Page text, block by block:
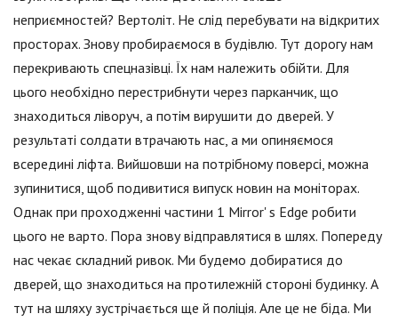
неприємностей? Вертоліт. Не слід перебувати на відкритих
просторах. Знову пробираємося в будівлю. Тут дорогу нам
перекривають спецназівці. Їх нам належить обійти. Для
цього необхідно перестрибнути через парканчик, що
знаходиться ліворуч, а потім вирушити до дверей. У
результаті солдати втрачають нас, а ми опиняємося
всередині ліфта. Вийшовши на потрібному поверсі, можна
зупинитися, щоб подивитися випуск новин на моніторах.
Однак при проходженні частини 1 Mirror' s Edge робити
цього не варто. Пора знову відправлятися в шлях. Попереду
нас чекає складний ривок. Ми будемо добиратися до
дверей, що знаходиться на протилежній стороні будинку. А
тут на шляху зустрічається ще й поліція. Але це не біда. Ми